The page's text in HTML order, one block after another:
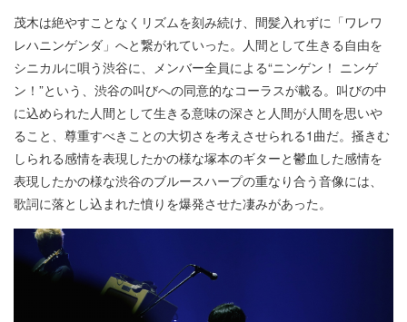
茂木は絶やすことなくリズムを刻み続け、間髪入れずに「ワレワ
レハニンゲンダ」へと繋がれていった。人間として生きる自由を
シニカルに唄う渋谷に、メンバー全員による“ニンゲン！ ニンゲ
ン！”という、渋谷の叫びへの同意的なコーラスが載る。叫びの中
に込められた人間として生きる意味の深さと人間が人間を思いや
ること、尊重すべきことの大切さを考えさせられる1曲だ。掻きむ
しられる感情を表現したかの様な塚本のギターと鬱血した感情を
表現したかの様な渋谷のブルースハープの重なり合う音像には、
歌詞に落とし込まれた憤りを爆発させた凄みがあった。